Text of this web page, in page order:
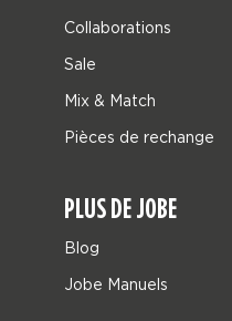
Collaborations
Sale
Mix & Match
Pièces de rechange
PLUS DE JOBE
Blog
Jobe Manuels